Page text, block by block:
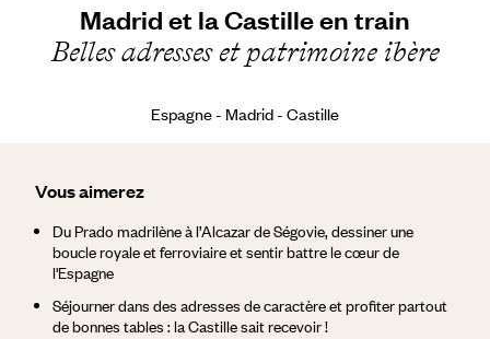
Madrid et la Castille en train
Belles adresses et patrimoine ibère
Espagne - Madrid - Castille
Vous aimerez
Du Prado madrilène à l’Alcazar de Ségovie, dessiner une
boucle royale et ferroviaire et sentir battre le cœur de
l'Espagne
Séjourner dans des adresses de caractère et profiter partout
de bonnes tables : la Castille sait recevoir !